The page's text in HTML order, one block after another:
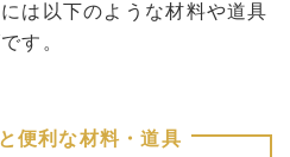
は以下のような材料や道具
す。
便利な材料・道具